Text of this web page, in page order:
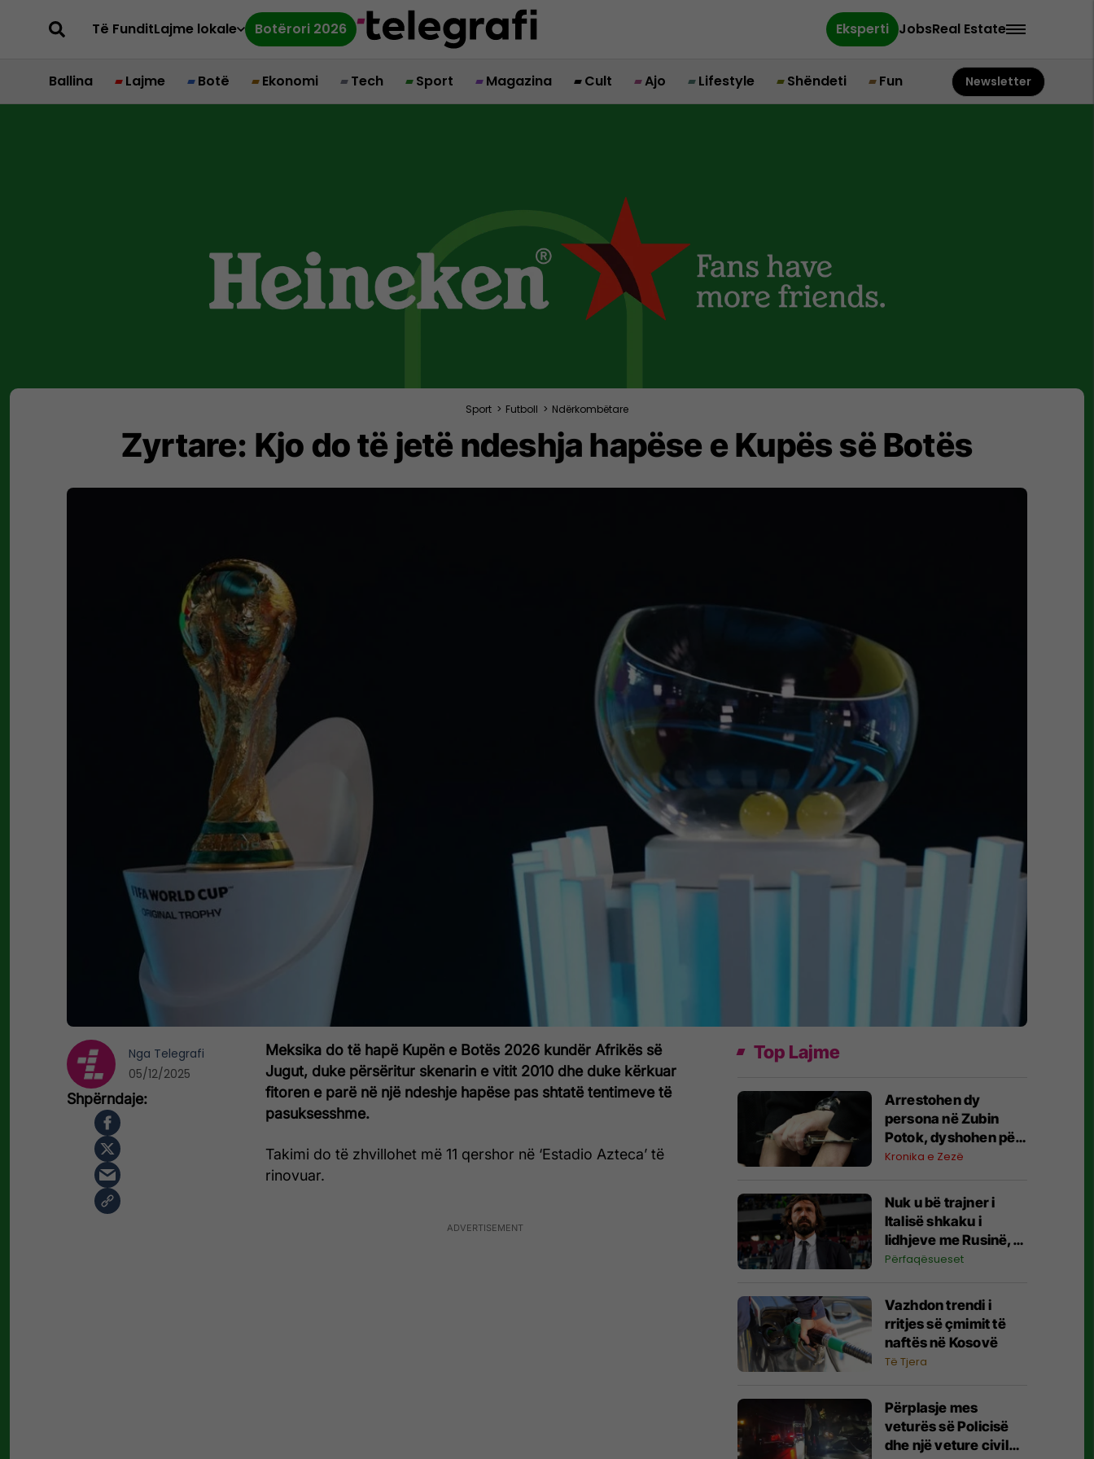
Të FunditLajme lokale Botërori 2026 Eksperti JobsReal Estate
Ballina Lajme Botë Ekonomi Tech Sport Magazina Cult Ajo Lifestyle Shëndeti Fun Newsletter
Sport > Futboll > Ndërkombëtare
Zyrtare: Kjo do të jetë ndeshja hapëse e Kupës së Botës
Meksika do të hapë Kupën e Botës 2026 kundër Afrikës së
Jugut, duke përsëritur skenarin e vitit 2010 dhe duke kërkuar
fitoren e parë në një ndeshje hapëse pas shtatë tentimeve të
pasuksesshme.
Takimi do të zhvillohet më 11 qershor në ‘Estadio Azteca’ të
rinovuar.
Nga Telegrafi
05/12/2025
Top Lajme
Arrestohen dy
persona në Zubin
Potok, dyshohen për
krime lufte ndaj
vitin 1999
Kronika e Zezë
Nuk u bë trajner i
Italisë shkaku i
lidhjeve me Rusinë,
reagon Andrea Pirlo
Përfaqësueset
Vazhdon trendi i
rritjes së çmimit të
naftës në Kosovë
Të Tjera
Përplasje mes
veturës së Policisë
dhe një veture civile